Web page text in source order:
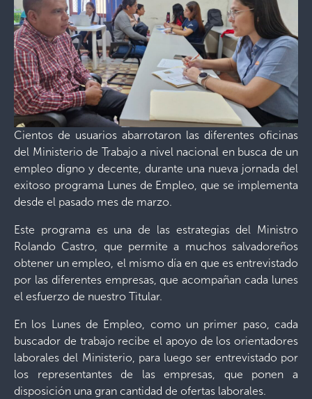
Cientos de usuarios abarrotaron las diferentes oficinas
del Ministerio de Trabajo a nivel nacional en busca de un
empleo digno y decente, durante una nueva jornada del
exitoso programa Lunes de Empleo, que se implementa
desde el pasado mes de marzo.
Este programa es una de las estrategias del Ministro
Rolando Castro, que permite a muchos salvadoreños
obtener un empleo, el mismo día en que es entrevistado
por las diferentes empresas, que acompañan cada lunes
el esfuerzo de nuestro Titular.
En los Lunes de Empleo, como un primer paso, cada
buscador de trabajo recibe el apoyo de los orientadores
laborales del Ministerio, para luego ser entrevistado por
los representantes de las empresas, que ponen a
disposición una gran cantidad de ofertas laborales.